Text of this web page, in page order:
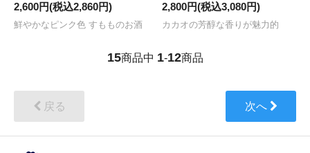
2,600円(税込2,860円)
鮮やかなピンク色 すもものお酒
2,800円(税込3,080円)
カカオの芳醇な香りが魅力的
15商品中 1-12商品
戻る 次へ